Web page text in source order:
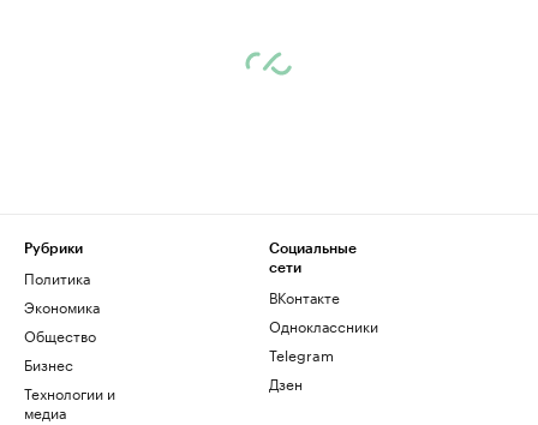
Рубрики
Политика
Экономика
Общество
Бизнес
Технологии и
медиа
Социальные
сети
ВКонтакте
Одноклассники
Telegram
Дзен